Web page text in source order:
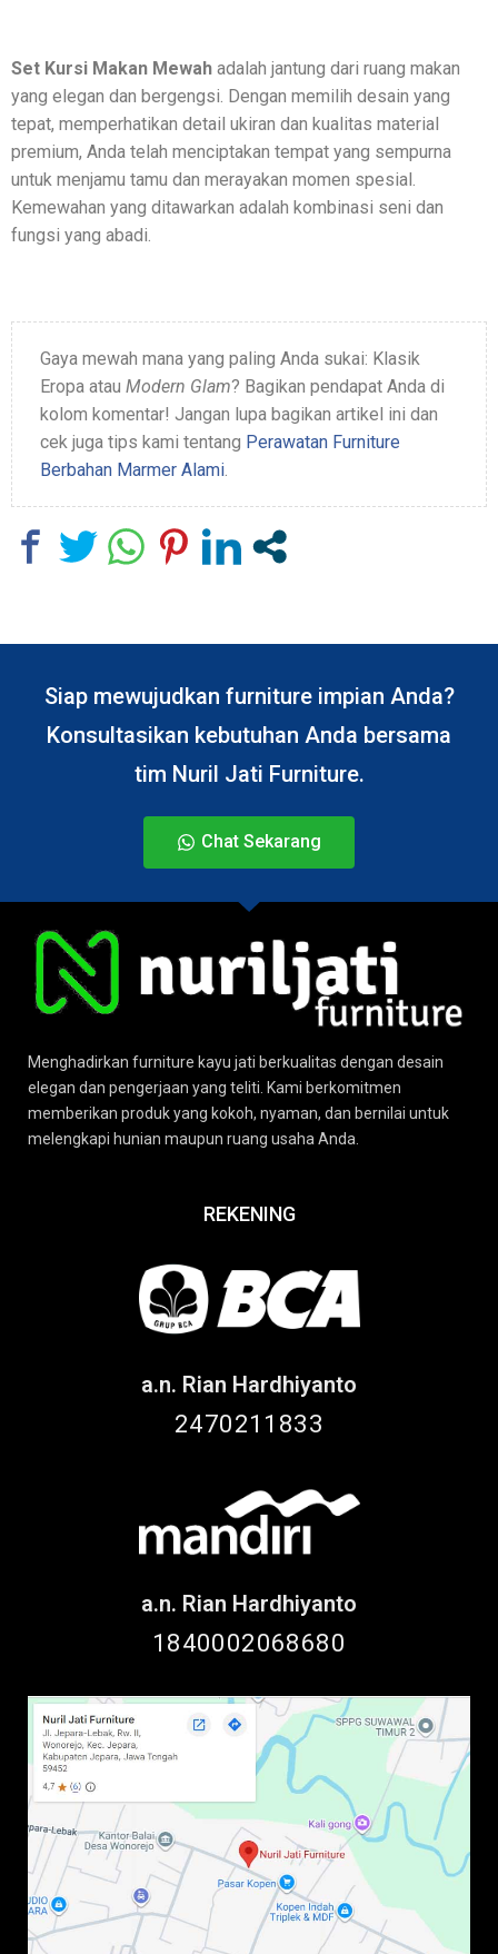
Set Kursi Makan Mewah adalah jantung dari ruang makan
yang elegan dan bergengsi. Dengan memilih desain yang
tepat, memperhatikan detail ukiran dan kualitas material
premium, Anda telah menciptakan tempat yang sempurna
untuk menjamu tamu dan merayakan momen spesial.
Kemewahan yang ditawarkan adalah kombinasi seni dan
fungsi yang abadi.
Gaya mewah mana yang paling Anda sukai: Klasik
Eropa atau Modern Glam? Bagikan pendapat Anda di
kolom komentar! Jangan lupa bagikan artikel ini dan
cek juga tips kami tentang Perawatan Furniture
Berbahan Marmer Alami.
Siap mewujudkan furniture impian Anda?
Konsultasikan kebutuhan Anda bersama
tim Nuril Jati Furniture.
Chat Sekarang
Menghadirkan furniture kayu jati berkualitas dengan desain
elegan dan pengerjaan yang teliti. Kami berkomitmen
memberikan produk yang kokoh, nyaman, dan bernilai untuk
melengkapi hunian maupun ruang usaha Anda.
REKENING
a.n. Rian Hardhiyanto
2470211833
a.n. Rian Hardhiyanto
1840002068680